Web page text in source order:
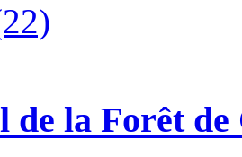
de la Forêt de